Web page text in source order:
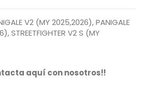
V2 (MY 2025,2026), PANIGALE
STREETFIGHTER V2 S (MY
aquí con nosotros!!